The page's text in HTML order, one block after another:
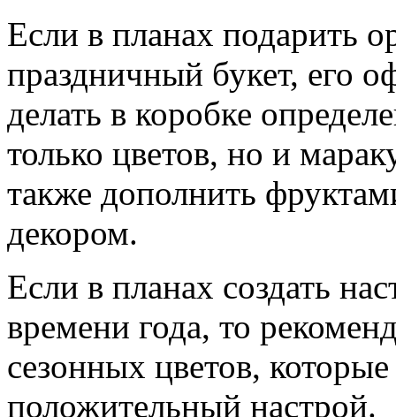
Если в планах подарить
праздничный букет, его
делать в коробке
только цветов, но и
также дополнить
декором.
Если в планах создать
времени года, то
сезонных цветов,
положительный настрой.